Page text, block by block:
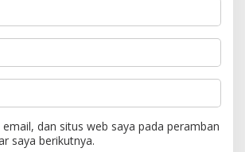
dan situs web saya pada peramban
saya berikutnya.